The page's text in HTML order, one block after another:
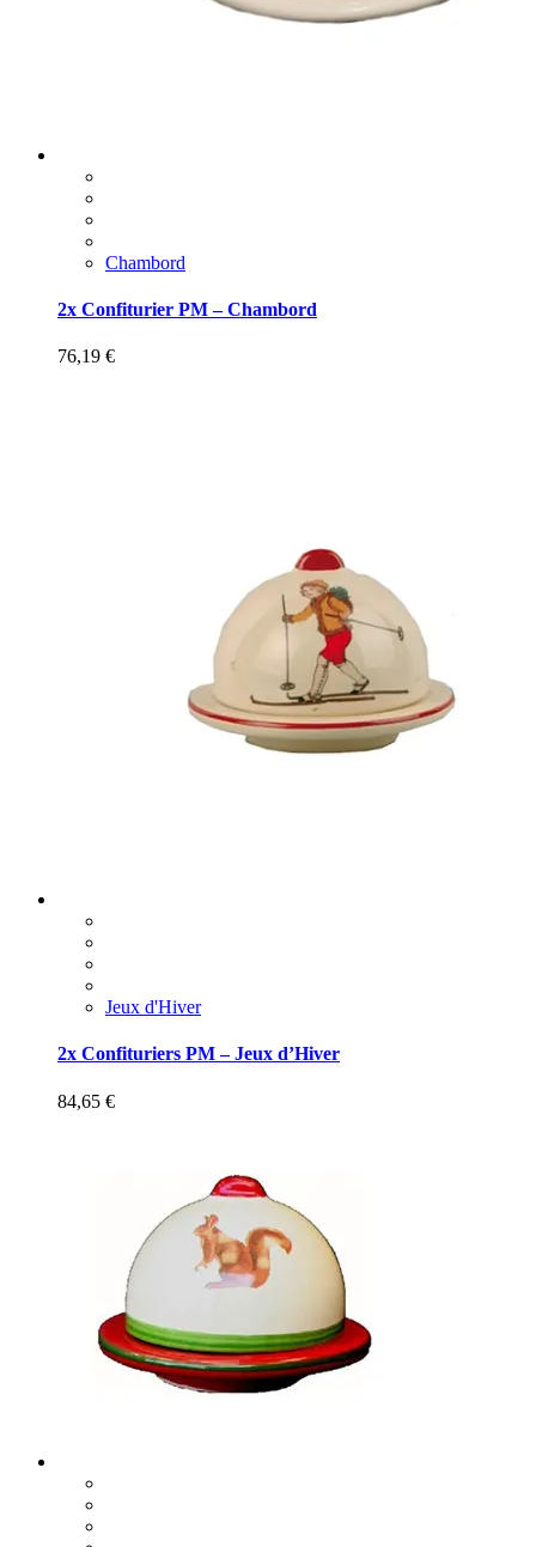
Chambord
2x Confiturier PM – Chambord
76,19 €
Jeux d'Hiver
2x Confituriers PM – Jeux d’Hiver
84,65 €